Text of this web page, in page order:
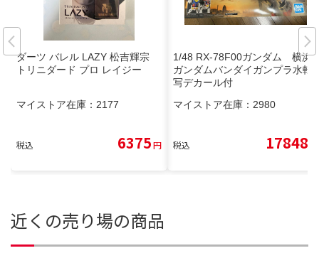
ダーツ バレル LAZY 松吉輝宗
トリニダード プロ レイジー
マイストア在庫： 2177
税込 6375円
1/48 RX-78F00ガンダム 横浜
ガンダムバンダイガンプラ水転
写デカール付
マイストア在庫： 2980
税込 17848
近くの売り場の商品